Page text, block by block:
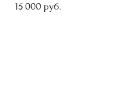
15 000 pуб.